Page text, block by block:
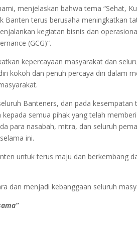
menjelaskan bahwa tema “Sehat,
Banten terus berusaha meningkatkan
kegiatan bisnis dan
(GCG)“.
kepercayaan masyarakat dan
kokoh dan penuh percaya diri dalam
Banteners, dan pada
semua pihak yang telah
para nasabah, mitra, dan seluruh
ini.
untuk terus maju dan berkembang
dan menjadi kebanggaan seluruh